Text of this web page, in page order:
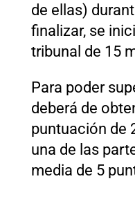
de ellas)
finalizar, se
tribunal de 15
Para poder
deberá de
puntuación de
una de las
media de 5